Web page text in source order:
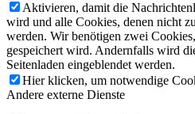
Aktivieren, damit die
wird und alle Cookies, denen nicht
werden. Wir benötigen zwei
gespeichert wird. Andernfalls wird
Seitenladen eingeblendet werden.
Hier klicken, um notwendige
Andere externe Dienste